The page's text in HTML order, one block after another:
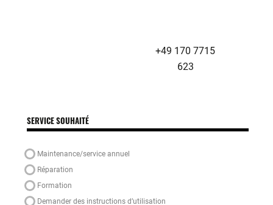
+49 170 7715
623
SERVICE SOUHAITÉ
Maintenance/service annuel
Réparation
Formation
Demander des instructions d’utilisation